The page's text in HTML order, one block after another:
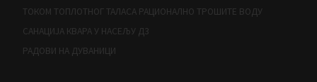
ТОКОМ ТОПЛОТНОГ ТАЛАСА РАЦИОНАЛНО ТРОШИТЕ ВОДУ
САНАЦИЈА КВАРА У НАСЕЉУ Д3
РАДОВИ НА ДУВАНИЦИ